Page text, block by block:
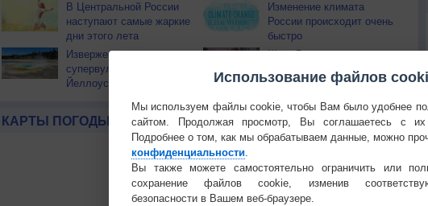
В Центральной России
наступают самые жаркие
дни этого лета
Изменение климата
России происходит очень
быстро
Извержение
супервулкана
Йеллоустоун не приведёт
Штат Вашингтон охватили
лесные пожары
КАРТЫ ПОГОДЫ Температура Облачность Осадки
Использование файлов
Мы используем файлы cookie, чтобы Вам было удобнее
сайтом. Продолжая просмотр, Вы соглашаетесь с их
Подробнее о том, как мы обрабатываем данные, можно
конфиденциальности
Вы также можете самостоятельно ограничить или
сохранение файлов cookie, изменив
безопасности в Вашем веб-браузере.